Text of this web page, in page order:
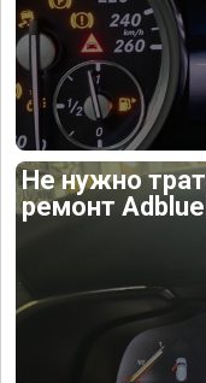
Не нужно
ремонт